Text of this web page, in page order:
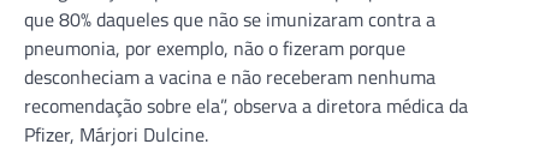
que 80% daqueles que não se imunizaram contra a
pneumonia, por exemplo, não o fizeram porque
desconheciam a vacina e não receberam nenhuma
recomendação sobre ela”, observa a diretora médica da
Pfizer, Márjori Dulcine.